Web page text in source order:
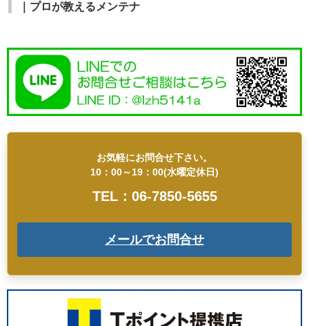
｜プロが教えるメンテナ
お気軽にお問合せ下さい。
10：00～19：00(水曜定休日)
TEL：06-7850-5655
メールでお問合せ